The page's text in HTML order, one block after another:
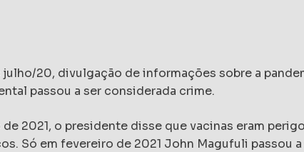
20, divulgação de informações sobre a
passou a ser considerada crime.
de 2021, o presidente disse que vacinas eram
Só em fevereiro de 2021 John Magufuli passou